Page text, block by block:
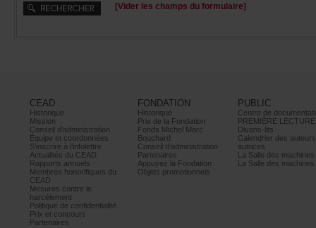
[Viderleschampsduformulaire]
CEAD
Historique
Mission
Conseild’administration
Équipeetcoordonnées
S’inscrireàl’infolettre
ActualitésduCEAD
Rapportsannuels
Membreshonorifiquesdu
CEAD
Mesurescontrele
harcèlement
Politiquedeconfidentialité
Prixetconcours
Partenaires
FONDATION
Historique
PrixdelaFondation
FondsMichelMarc
Bouchard
Conseild’administration
Partenaires
AppuyezlaFondation
Objetspromotionnels
PUBLIC
PREMIÈRELECTURE
Divans-lits
autrices